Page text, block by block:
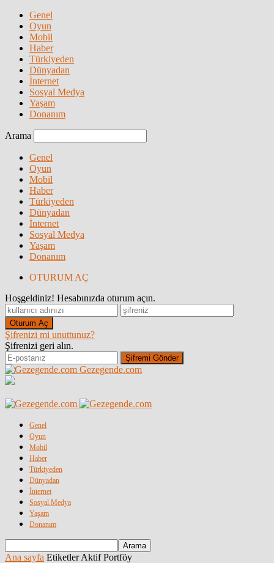
Genel
Oyun
Mobil
Haber
Türkiyeden
Dünyadan
İnternet
Sosyal Medya
Yaşam
Donanım
Arama
Genel
Oyun
Mobil
Haber
Türkiyeden
Dünyadan
İnternet
Sosyal Medya
Yaşam
Donanım
OTURUM AÇ
Hoşgeldiniz! Hesabınızda oturum açın.
Şifrenizi mi unuttunuz?
Şifrenizi geri alın.
Gezegende.com
Genel
Oyun
Mobil
Haber
Türkiyeden
Dünyadan
İnternet
Sosyal Medya
Yaşam
Donanım
Ana sayfa Etiketler Aktif Portföy